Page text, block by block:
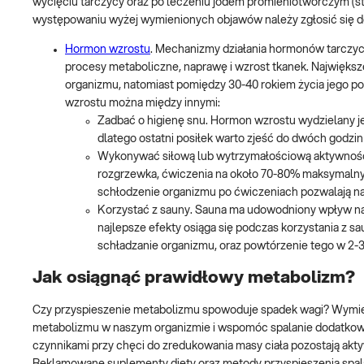
występowaniu wyżej wymienionych objawów należy zgłosić
Hormon wzrostu. Mechanizmy działania hormonów
procesy metaboliczne, naprawę i wzrost tkanek.
organizmu, natomiast pomiędzy 30-40 rokiem życia jego
wzrostu można między innymi:
Zadbać o higienę snu. Hormon wzrostu wydzielany
dlatego ostatni posiłek warto zjeść do dwóch
Wykonywać siłową lub wytrzymałościową
rozgrzewka, ćwiczenia na około 70-80%
schłodzenie organizmu po ćwiczeniach pozwalają
Korzystać z sauny. Sauna ma udowodniony wpływ
najlepsze efekty osiąga się podczas korzystania z
schładzanie organizmu, oraz powtórzenie tego w 2-
Jak osiągnąć prawidłowy metabolizm?
Czy przyspieszenie metabolizmu spowoduje spadek wagi?
metabolizmu w naszym organizmie i wspomóc spalanie
czynnikami przy chęci do zredukowania masy ciała pozostają